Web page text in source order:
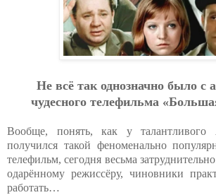
Не всё так однозначно было с
чудесного телефильма
Вообще, понять, как у талантливого
получился такой феноменально
телефильм, сегодня весьма
одарённому режиссёру, чиновники
работать…